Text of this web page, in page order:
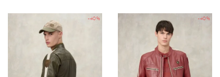
-40% -40%